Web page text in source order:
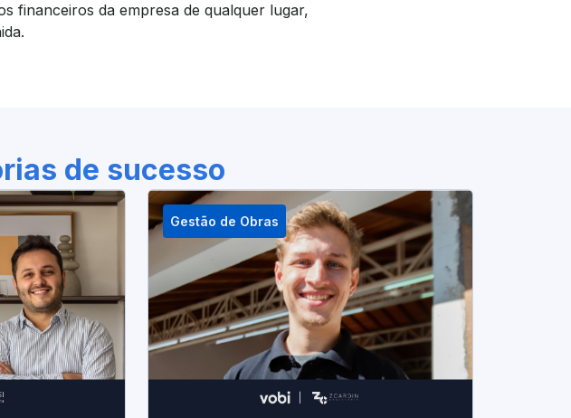
financeiros da empresa de qualquer lugar,
de sucesso
Gestão de Obras